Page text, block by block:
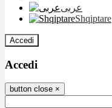
عربى
Shqiptare
Accedi
Accedi
button close ×